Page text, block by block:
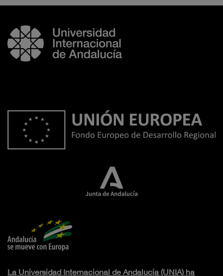
La Universidad Internacional de Andalucía (UNIA) ha